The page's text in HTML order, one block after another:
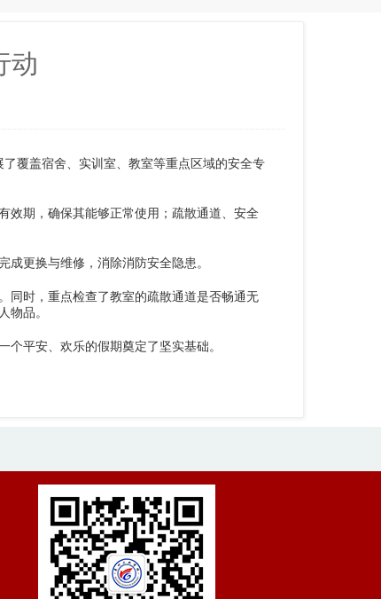
动
覆盖宿舍、实训室、教室等重点区域的安全专
效期，确保其能够正常使用；疏散通道、安全
更换与维修，消除消防安全隐患。
同时，重点检查了教室的疏散通道是否畅通无
物品。
平安、欢乐的假期奠定了坚实基础。